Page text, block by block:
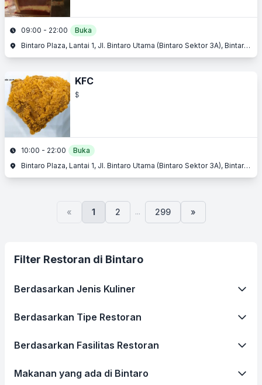
09:00 - 22:00
Buka
Bintaro Plaza, Lantai 1, Jl. Bintaro Utama (Bintaro Sektor 3A), Bintaro, Tangerang Selatan, Banten
KFC
$
10:00 - 22:00
Buka
Bintaro Plaza, Lantai 1, Jl. Bintaro Utama (Bintaro Sektor 3A), Bintaro, Tangerang Selatan, Banten
« 1 2 ... 299 »
Filter Restoran di Bintaro
Berdasarkan Jenis Kuliner
Berdasarkan Tipe Restoran
Berdasarkan Fasilitas Restoran
Makanan yang ada di Bintaro